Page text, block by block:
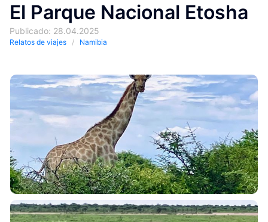
El Parque Nacional Etosha
Publicado: 28.04.2025
Relatos de viajes Namibia